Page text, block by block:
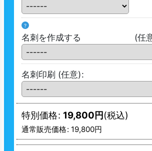
?
名刺を作成する (任
名刺印刷 (任意):
特別価格: 19,800円(税込)
通常販売価格: 19,800円